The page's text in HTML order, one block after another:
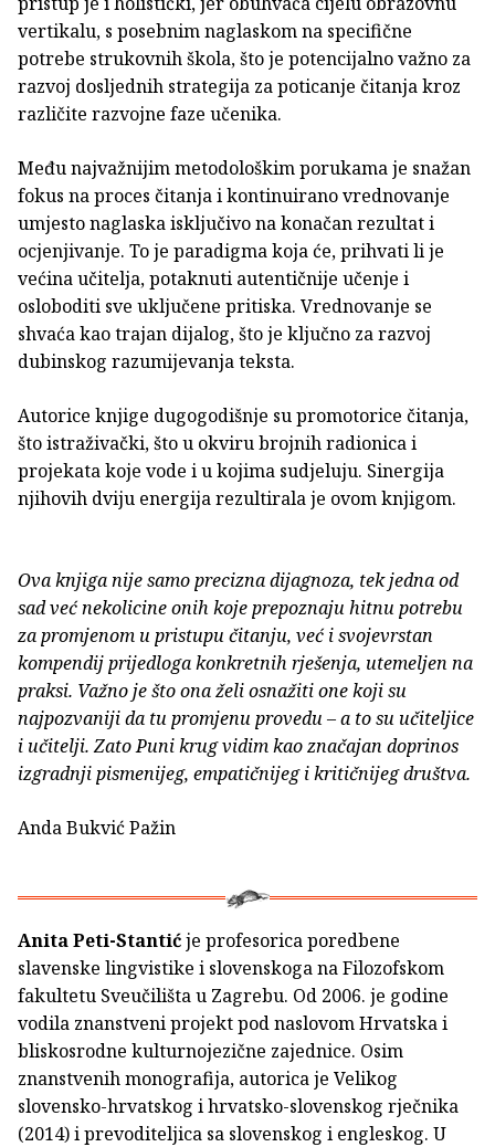
vertikalu, s posebnim naglaskom na specifične
potrebe strukovnih škola, što je potencijalno važno za
razvoj dosljednih strategija za poticanje čitanja kroz
različite razvojne faze učenika.
Među najvažnijim metodološkim porukama je snažan
fokus na proces čitanja i kontinuirano vrednovanje
umjesto naglaska isključivo na konačan rezultat i
ocjenjivanje. To je paradigma koja će, prihvati li je
većina učitelja, potaknuti autentičnije učenje i
osloboditi sve uključene pritiska. Vrednovanje se
shvaća kao trajan dijalog, što je ključno za razvoj
dubinskog razumijevanja teksta.
Autorice knjige dugogodišnje su promotorice čitanja,
što istraživački, što u okviru brojnih radionica i
projekata koje vode i u kojima sudjeluju. Sinergija
njihovih dviju energija rezultirala je ovom knjigom.
Ova knjiga nije samo precizna dijagnoza, tek jedna od
sad već nekolicine onih koje prepoznaju hitnu potrebu
za promjenom u pristupu čitanju, već i svojevrstan
kompendij prijedloga konkretnih rješenja, utemeljen na
praksi. Važno je što ona želi osnažiti one koji su
najpozvaniji da tu promjenu provedu – a to su učiteljice
i učitelji. Zato Puni krug vidim kao značajan doprinos
izgradnji pismenijeg, empatičnijeg i kritičnijeg društva.
Anda Bukvić Pažin
Anita Peti-Stantićje profesorica poredbene
slavenske lingvistike i slovenskoga na Filozofskom
fakultetu Sveučilišta u Zagrebu. Od 2006. je godine
vodila znanstveni projekt pod naslovom Hrvatska i
bliskosrodne kulturnojezične zajednice. Osim
znanstvenih monografija, autorica je Velikog
slovensko-hrvatskog i hrvatsko-slovenskog rječnika
(2014) i prevoditeljica sa slovenskog i engleskog. U